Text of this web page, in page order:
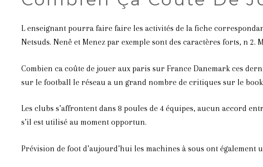
L enseignant pourra faire faire les activités de la fiche
Netsuds. Nenê et Menez par exemple sont des caractères forts, n
Combien ca coûte de jouer aux paris sur France Danemark ces
sur le football le réseau a un grand nombre de critiques sur le
Les clubs s’affrontent dans 8 poules de 4 équipes, aucun accord
s’il est utilisé au moment opportun.
Prévision de foot d’aujourd’hui les machines à sous ont